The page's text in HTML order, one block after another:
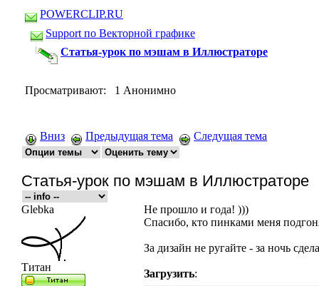
POWERCLIP.RU
Support по Векторной графике
Статья-урок по мэшам в Иллюстраторе
Просматривают: 1 Анонимно
Вниз Предыдущая тема Следущая тема
Статья-урок по мэшам в Иллюстраторе
Glebka
Титан
Не прошло и года! )))
Спасибо, кто пинками меня
За дизайн не ругайте - за ночь
Загрузить: